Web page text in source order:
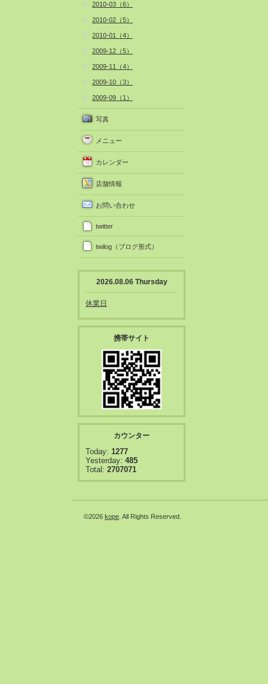
2010-03（6）
2010-02（5）
2010-01（4）
2009-12（5）
2009-11（4）
2009-10（3）
2009-09（1）
写真
メニュー
カレンダー
店舗情報
お問い合わせ
twitter
twilog（ブログ形式）
2026.08.06 Thursday
休業日
携帯サイト
カウンター
Today: 1277
Yesterday: 485
Total: 2707071
©2026 kope . All Rights Reserved.